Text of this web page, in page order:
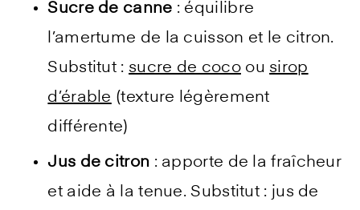
Sucre de canne : équilibre
l’amertume de la cuisson et le citron.
Substitut : sucre de cocoou sirop
d’érable (texture légèrement
différente)
Jus de citron : apporte de la fraîcheur
et aide à la tenue. Substitut : jus de